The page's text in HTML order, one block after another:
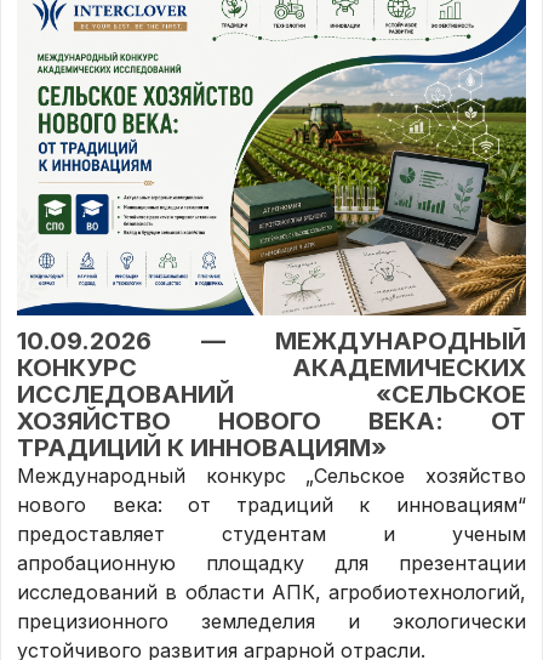
10.09.2026 — МЕЖДУНАРОДНЫЙ
КОНКУРС АКАДЕМИЧЕСКИХ
ИССЛЕДОВАНИЙ «СЕЛЬСКОЕ
ХОЗЯЙСТВО НОВОГО ВЕКА: ОТ
ТРАДИЦИЙ К ИННОВАЦИЯМ»
Международный конкурс „Сельское хозяйство
нового века: от традиций к инновациям“
предоставляет студентам и ученым
апробационную площадку для презентации
исследований в области АПК, агробиотехнологий,
прецизионного земледелия и экологически
устойчивого развития аграрной отрасли.